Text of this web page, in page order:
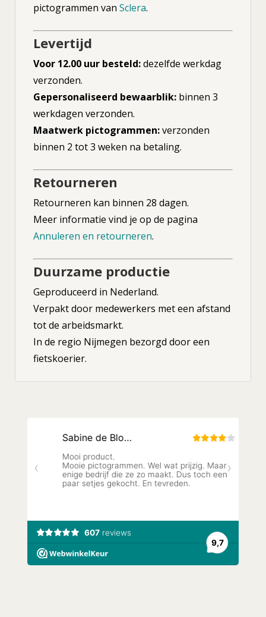
pictogrammen van Sclera.
Levertijd
Voor 12.00 uur besteld:dezelfde werkdag
verzonden.
Gepersonaliseerd bewaarblik: binnen 3
werkdagen verzonden.
Maatwerk pictogrammen:verzonden
binnen 2 tot 3 weken na betaling.
Retourneren
Retourneren kan binnen 28 dagen.
Meer informatie vind je op de pagina
Annuleren en retourneren.
Duurzame productie
Geproduceerd in Nederland.
Verpakt door medewerkers met een afstand
tot de arbeidsmarkt.
In de regio Nijmegen bezorgd door een
fietskoerier.